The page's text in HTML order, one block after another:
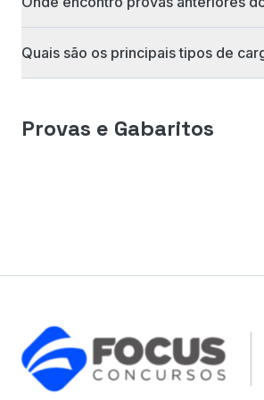
Quais são os principais tipos de
Provas e Gabaritos